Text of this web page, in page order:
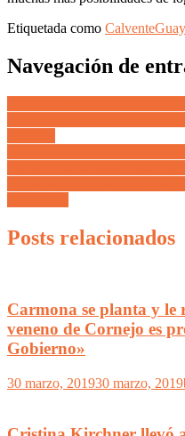
Etiquetada como Calvente
Navegación de
Posts relacionados
Carmona se planta y le
veneno de Cornejo es
Gobierno»
30 marzo, 201930 marzo, 2019